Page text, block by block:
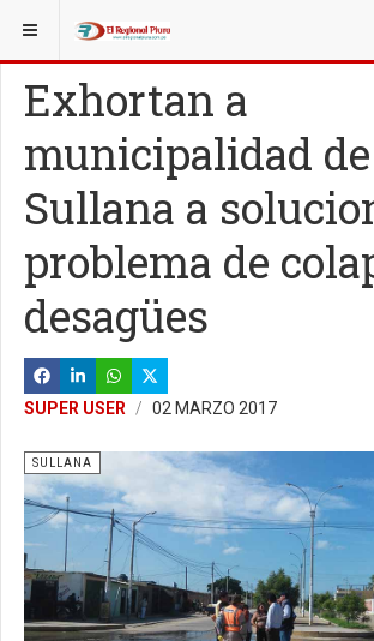
ESTÁ AQUÍ: LOCALES
Exhortan a
municipalidad de
Sullana a
problema de
desagües
SUPER USER 02 MARZO 2017
SULLANA